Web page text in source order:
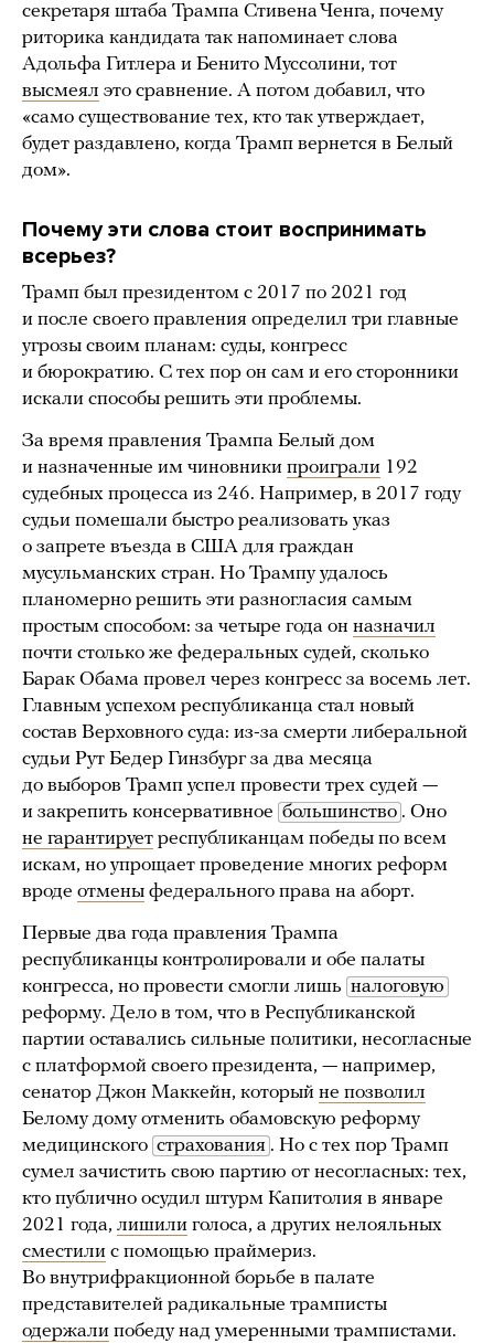
секретаря штаба Трампа Стивена Ченга, почему
риторика кандидата так напоминает слова
Адольфа Гитлера и Бенито Муссолини, тот
высмеял это сравнение. А потом добавил, что
«само существование тех, кто так утверждает,
будет раздавлено, когда Трамп вернется в Белый
дом».
Почему эти слова стоит воспринимать
всерьез?
Трамп был президентом с 2017 по 2021 год
и после своего правления определил три главные
угрозы своим планам: суды, конгресс
и бюрократию. С тех пор он сам и его сторонники
искали способы решить эти проблемы.
За время правления Трампа Белый дом
и назначенные им чиновники проиграли 192
судебных процесса из 246. Например, в 2017 году
судьи помешали быстро реализовать указ
о запрете въезда в США для граждан
мусульманских стран. Но Трампу удалось
планомерно решить эти разногласия самым
простым способом: за четыре года он назначил
почти столько же федеральных судей, сколько
Барак Обама провел через конгресс за восемь лет.
Главным успехом республиканца стал новый
состав Верховного суда: из-за смерти либеральной
судьи Рут Бедер Гинзбург за два месяца
до выборов Трамп успел провести трех судей —
и закрепить консервативное большинство . Оно
не гарантирует республиканцам победы по всем
искам, но упрощает проведение многих реформ
вроде отмены федерального права на аборт.
Первые два года правления Трампа
республиканцы контролировали и обе палаты
конгресса, но провести смогли лишь налоговую
реформу. Дело в том, что в Республиканской
партии оставались сильные политики, несогласные
с платформой своего президента, — например,
сенатор Джон Маккейн, который не позволил
Белому дому отменить обамовскую реформу
медицинского страхования . Но с тех пор Трамп
сумел зачистить свою партию от несогласных: тех,
кто публично осудил штурм Капитолия в январе
2021 года, лишили голоса, а других нелояльных
сместили с помощью праймериз.
Во внутрифракционной борьбе в палате
представителей радикальные трамписты
одержали победу над умеренными трампистами.